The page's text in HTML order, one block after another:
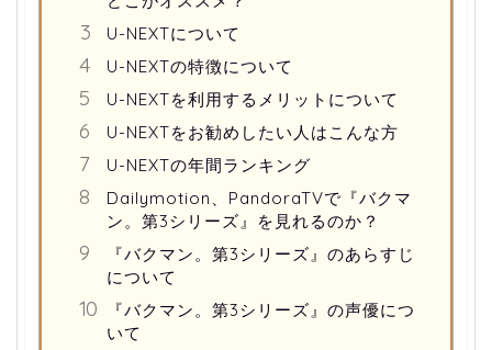
U-NEXTについて
U-NEXTの特徴について
U-NEXTを利用するメリットについて
U-NEXTをお勧めしたい人はこんな方
U-NEXTの年間ランキング
Dailymotion、PandoraTVで『バクマ
ン。第3シリーズ』を見れるのか？
『バクマン。第3シリーズ』のあらすじ
について
『バクマン。第3シリーズ』の声優につ
いて